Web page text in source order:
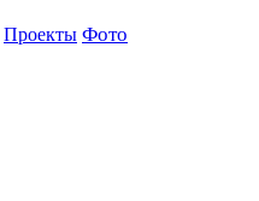
Проекты Фото